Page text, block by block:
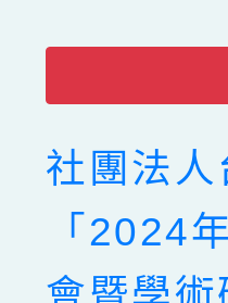
社團法
「2024